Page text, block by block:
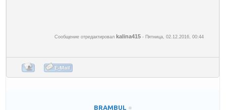
Сообщение отредактировал kalina415 - Пятница, 02.12.2016, 00:44
BRAMBUL